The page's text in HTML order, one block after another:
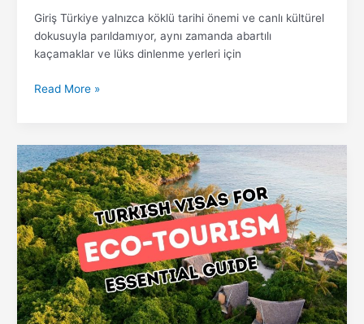
Giriş Türkiye yalnızca köklü tarihi önemi ve canlı kültürel
dokusuyla parıldamıyor, aynı zamanda abartılı
kaçamaklar ve lüks dinlenme yerleri için
Read More »
Türkiye’nin
Harikalarını
Keşfedin:
Eko-
Turizm
ve
Doğa
Keşif
Vizeleri
İçin